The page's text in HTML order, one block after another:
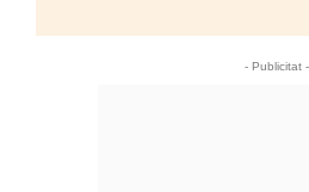
- Publicitat -